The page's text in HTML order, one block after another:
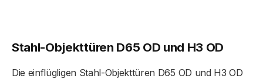
Stahl-Objekttüren D65 OD und H3 OD
Die einflügligen Stahl-Objekttüren D65 OD und H3 OD